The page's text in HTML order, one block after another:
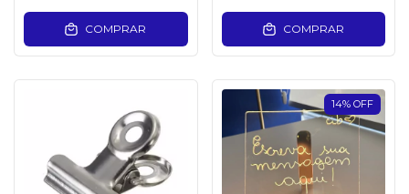
COMPRAR COMPRAR
14% OFF